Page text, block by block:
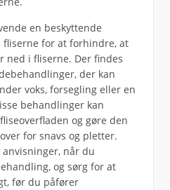
en beskyttende
for at forhindre, at
ned i fliserne. Der findes
der kan
voks, forsegling eller en
behandlinger kan
og gøre den
for snavs og pletter.
når du
og sørg for at
før du påfører